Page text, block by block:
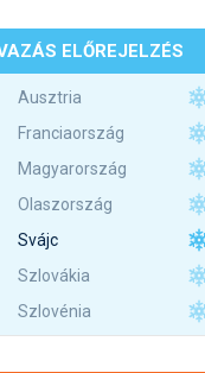
ELŐREJELZÉS
Ausztria
Franciaország
Magyarország
Olaszország
Svájc
Szlovákia
Szlovénia